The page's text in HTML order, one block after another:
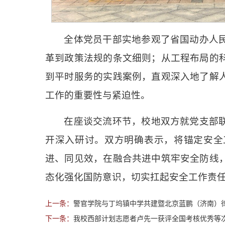
全体党员干部实地参观了省国动办人
革到政策法规的条文细则；从工程布局的
到平时服务的实践案例，直观深入地了
工作的重要性与紧迫性。
在座谈交流环节，校地双方就党支部
开深入研讨。双方明确表示，将锚定安
进、同见效，在融合共进中筑牢安全防
态化强化国防意识，切实扛起安全工作责
上一条： 警官学院与丁坞镇中学共建暨北京蓝鹏（济南）
下一条： 我校西部计划志愿者卢先一获评全国考核优秀等